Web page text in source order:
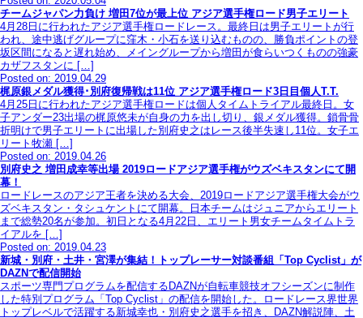
チームジャパン力負け 増田7位が最上位 アジア選手権ロード男子エリート
4月28日に行われたアジア選手権ロードレース。最終日は男子エリートが行
われ、途中逃げグループに窪木・小石を送り込むものの、勝負ポイントの登
坂区間になると遅れ始め、メイングループから増田が食らいつくものの強豪
カザフスタンに […]
Posted on: 2019.04.29
梶原銀メダル獲得･別府復帰戦は11位 アジア選手権ロード3日目個人T.T.
4月25日に行われたアジア選手権ロードは個人タイムトライアル最終日。女
子アンダー23出場の梶原悠未が自身の力を出し切り、銀メダル獲得。鎖骨骨
折明けで男子エリートに出場した別府史之はレース後半失速し11位。女子エ
リート牧瀬 […]
Posted on: 2019.04.26
別府史之 増田成幸等出場 2019ロードアジア選手権がウズベキスタンにて開
幕！
ロードレースのアジア王者を決める大会、2019ロードアジア選手権大会がウ
ズベキスタン・タシュケントにて開幕。日本チームはジュニアからエリート
まで総勢20名が参加。初日となる4月22日、エリート男女チームタイムトラ
イアルを […]
Posted on: 2019.04.23
新城・別府・土井・宮澤が集結！トップレーサー対談番組「Top Cyclist」が
DAZNで配信開始
スポーツ専門プログラムを配信するDAZNが自転車競技オフシーズンに制作
した特別プログラム「Top Cyclist」の配信を開始した。ロードレース界世界
トップレベルで活躍する新城幸也・別府史之選手を招き、DAZN解説陣、土